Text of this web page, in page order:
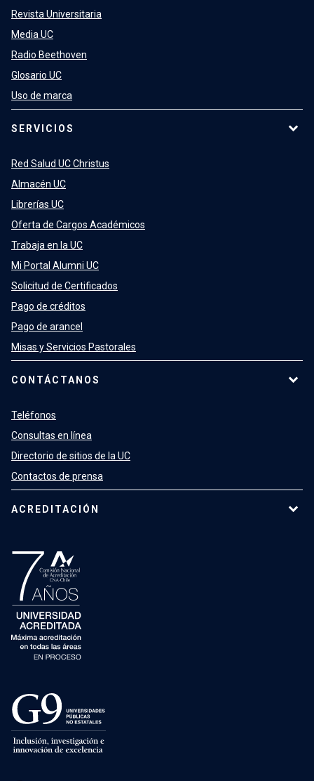
Revista Universitaria
Media UC
Radio Beethoven
Glosario UC
Uso de marca
SERVICIOS
Red Salud UC Christus
Almacén UC
Librerías UC
Oferta de Cargos Académicos
Trabaja en la UC
Mi Portal Alumni UC
Solicitud de Certificados
Pago de créditos
Pago de arancel
Misas y Servicios Pastorales
CONTÁCTANOS
Teléfonos
Consultas en línea
Directorio de sitios de la UC
Contactos de prensa
ACREDITACIÓN